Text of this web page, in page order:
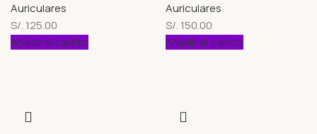
Auriculares
S/. 125.00
Añadir al carrito
Auriculares
S/. 150.00
Añadir al carrito